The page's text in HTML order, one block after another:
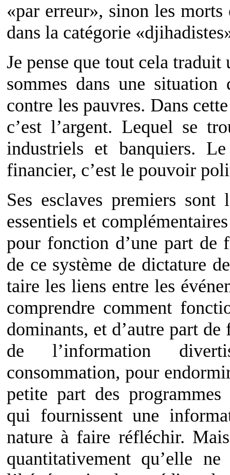
«par erreur», sinon les morts
dans la catégorie
Je pense que tout cela
sommes dans une
contre les pauvres. Dans
c’est l’argent. Lequel se
industriels et banquiers.
financier, c’est le pouvoir
Ses esclaves premiers sont
essentiels et
pour fonction d’une part de
de ce système de dictature
taire les liens entre les
comprendre comment
dominants, et d’autre part
de l’information
consommation, pour
petite part des
qui fournissent une
nature à faire réfléchir.
quantitativement qu’elle